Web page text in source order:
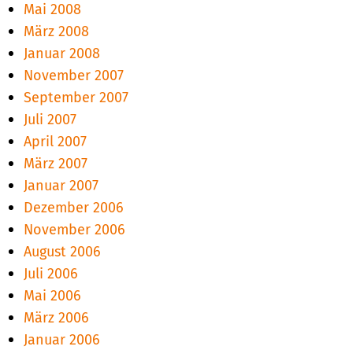
Mai 2008
März 2008
Januar 2008
November 2007
September 2007
Juli 2007
April 2007
März 2007
Januar 2007
Dezember 2006
November 2006
August 2006
Juli 2006
Mai 2006
März 2006
Januar 2006